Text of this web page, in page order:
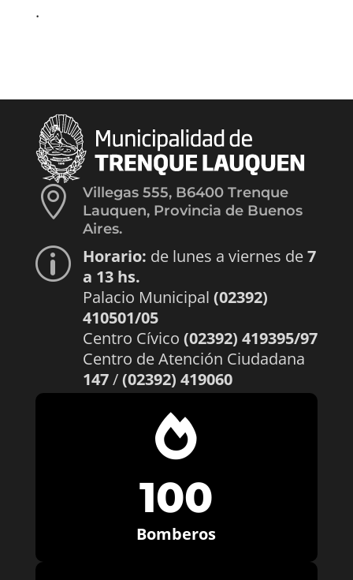
.

Villegas 555, B6400 Trenque
Lauquen, Provincia de Buenos
Aires.
p Horario: de lunes a viernes de7
a 13 hs.
Palacio Municipal (02392)
410501/05
Centro Cívico (02392) 419395/97
Centro de Atención Ciudadana
147/(02392) 419060

100
Bomberos